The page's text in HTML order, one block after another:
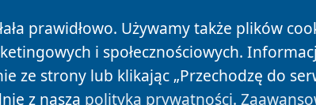
prawidłowo. Używamy także plików
i społecznościowych.
ze strony lub klikając „Przechodzę do
z naszą polityką prywatności.
Polityka Prywatności Polityka Cookies